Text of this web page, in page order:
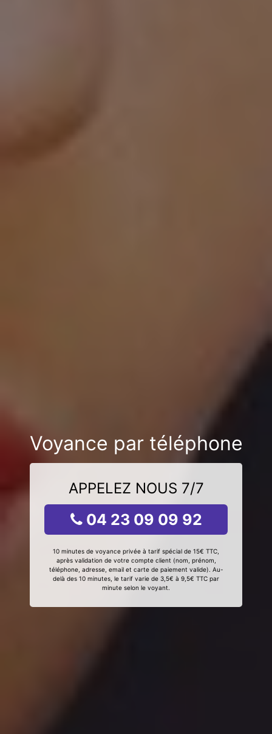
Voyance par téléphone
APPELEZ NOUS 7/7
04 23 09 09 92
10 minutes de voyance privée à tarif spécial de 15€ TTC,
après validation de votre compte client (nom, prénom,
téléphone, adresse, email et carte de paiement valide). Au-
delà des 10 minutes, le tarif varie de 3,5€ à 9,5€ TTC par
minute selon le voyant.